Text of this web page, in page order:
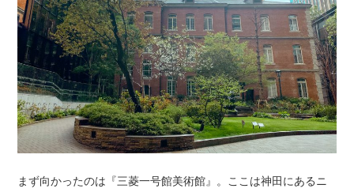
まず向かったのは『三菱一号館美術館』。ここは神田にあるニ